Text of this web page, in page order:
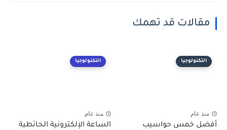
مقالات قد تهمك
التكنولوجيا
منذ عام
أفضل خمس حواسيب
التكنولوجيا
منذ عام
الساعة الإلكترونية الحائطية